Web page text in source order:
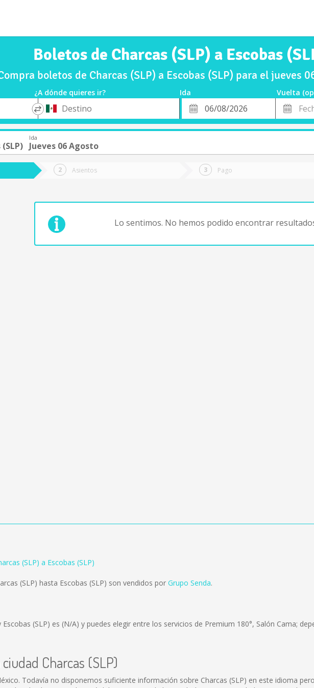
Boletos de Charcas (SLP) a Escobas
boletos de Charcas (SLP) a Escobas (SLP) para el jueves
¿A dónde quieres ir? Ida
Vuelta
*
Destino
Fecha
de
Fecha
de
Vuelta
(SLP)
Ida
Jueves 06 Agosto
Asientos Pago
Lo sentimos. No hemos podido encontrar
(SLP) a Escobas (SLP)
(SLP) hasta Escobas (SLP) son vendidos por Grupo Senda.
(SLP) es (N/A) y puedes elegir entre los servicios de Premium 180°, Salón Cama;
Charcas (SLP)
Todavía no disponemos suficiente información sobre Charcas (SLP) en este idioma